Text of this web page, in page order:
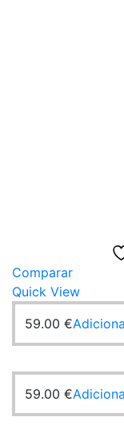
Comparar
Quick View
59.00 €
59.00 €